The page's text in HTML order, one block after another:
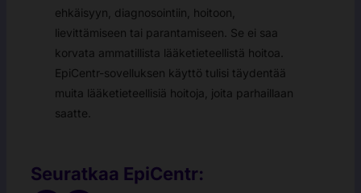
ehkäisyyn, diagnosointiin, hoitoon,
lievittämiseen tai parantamiseen. Se ei saa
korvata ammatillista lääketieteellistä hoitoa.
EpiCentr-sovelluksen käyttö tulisi täydentää
muita lääketieteellisiä hoitoja, joita parhaillaan
saatte.
Seuratkaa EpiCentr: